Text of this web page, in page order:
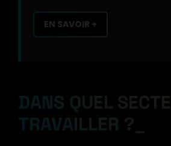
EN SAVOIR +
DANS QUEL
TRAVAILLER ?